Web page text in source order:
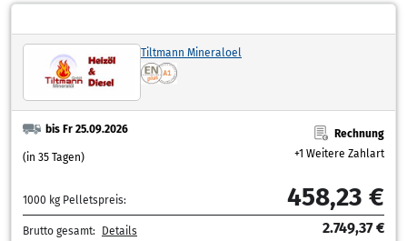
Tiltmann Mineraloel
bis Fr 25.09.2026
(in 35 Tagen)
Rechnung
+1 Weitere Zahlart
1000 kg Pelletspreis: 458,23 €
Brutto gesamt: Details 2.749,37 €